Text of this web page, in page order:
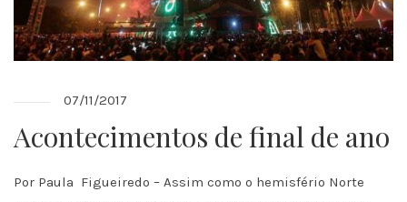
07/11/2017
Acontecimentos de final de ano
Por Paula Figueiredo – Assim como o hemisfério Norte